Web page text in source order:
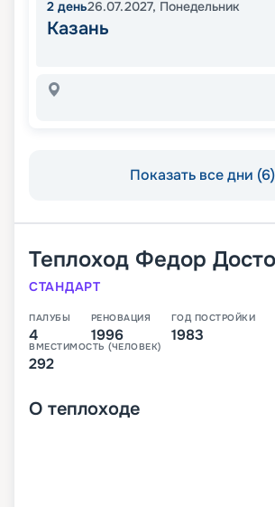
2 день26.07.2027, Понедельник
Казань
Показать все дни (6)
Теплоход Федор
СТАНДАРТ
ПАЛУБЫ
4
РЕНОВАЦИЯ
1996
ГОД ПОСТРОЙКИ
1983
ВМЕСТИМОСТЬ (ЧЕЛОВЕК)
292
О теплоходе